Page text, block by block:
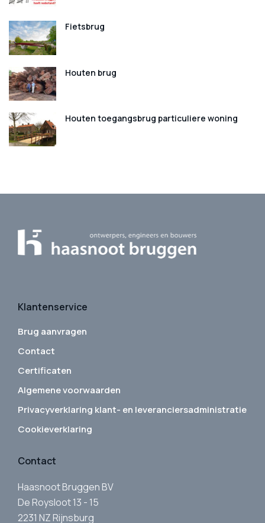
Fietsbrug
Houten brug
Houten toegangsbrug particuliere woning
Klantenservice
Brug aanvragen
Contact
Certificaten
Algemene voorwaarden
Privacyverklaring klant- en leveranciersadministratie
Cookieverklaring
Contact
Haasnoot Bruggen BV
De Roysloot 13 - 15
2231 NZ Rijnsburg